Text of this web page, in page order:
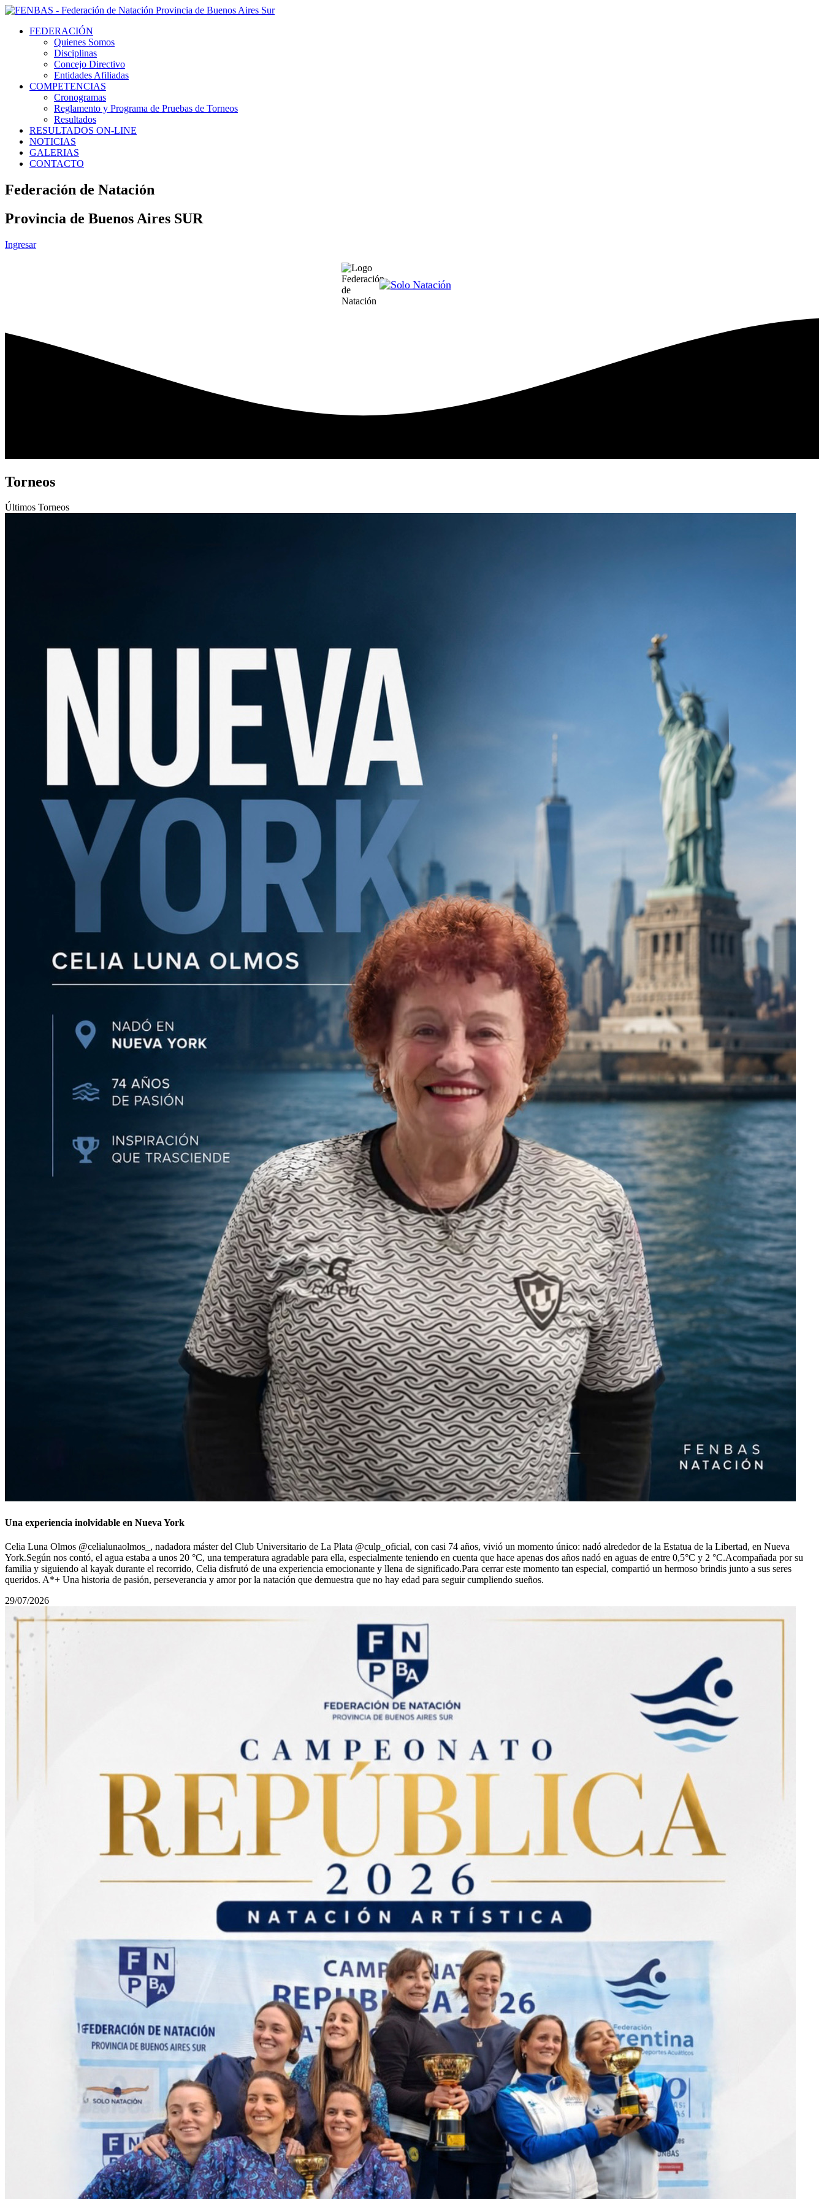
FEDERACIÓN
Quienes Somos
Disciplinas
Concejo Directivo
Entidades Afiliadas
COMPETENCIAS
Cronogramas
Reglamento y Programa de Pruebas de Torneos
Resultados
RESULTADOS ON-LINE
NOTICIAS
GALERIAS
CONTACTO
Federación de Natación
Provincia de Buenos Aires SUR
Ingresar
Torneos
Últimos Torneos
Una experiencia inolvidable en Nueva York
Celia Luna Olmos @celialunaolmos_, nadadora máster del Club Universitario de La Plata @culp_oficial, con casi 74 años, vivió un momento único: nadó alrededor de la Estatua de la Libertad, en Nueva
York.Según nos contó, el agua estaba a unos 20 °C, una temperatura agradable para ella, especialmente teniendo en cuenta que hace apenas dos años nadó en aguas de entre 0,5°С y 2 °C.Acompañada por su
familia y siguiendo al kayak durante el recorrido, Celia disfrutó de una experiencia emocionante y llena de significado.Para cerrar este momento tan especial, compartió un hermoso brindis junto a sus seres
queridos. A*+ Una historia de pasión, perseverancia y amor por la natación que demuestra que no hay edad para seguir cumpliendo sueños.
29/07/2026